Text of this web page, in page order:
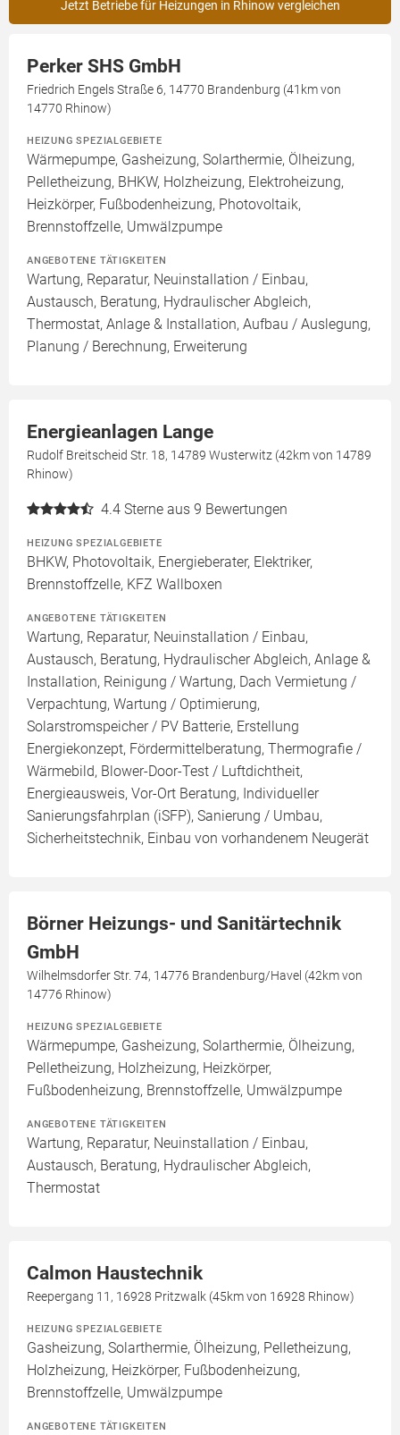
Jetzt Betriebe für Heizungen in Rhinow vergleichen
Perker SHS GmbH
Friedrich Engels Straße 6, 14770 Brandenburg (41km von
14770 Rhinow)
HEIZUNG SPEZIALGEBIETE
Wärmepumpe, Gasheizung, Solarthermie, Ölheizung,
Pelletheizung, BHKW, Holzheizung, Elektroheizung,
Heizkörper, Fußbodenheizung, Photovoltaik,
Brennstoffzelle, Umwälzpumpe
ANGEBOTENE TÄTIGKEITEN
Wartung, Reparatur, Neuinstallation / Einbau,
Austausch, Beratung, Hydraulischer Abgleich,
Thermostat, Anlage & Installation, Aufbau / Auslegung,
Planung / Berechnung, Erweiterung
Energieanlagen Lange
Rudolf Breitscheid Str. 18, 14789 Wusterwitz (42km von 14789
Rhinow)
4.4 Sterne aus 9 Bewertungen
HEIZUNG SPEZIALGEBIETE
BHKW, Photovoltaik, Energieberater, Elektriker,
Brennstoffzelle, KFZ Wallboxen
ANGEBOTENE TÄTIGKEITEN
Wartung, Reparatur, Neuinstallation / Einbau,
Austausch, Beratung, Hydraulischer Abgleich, Anlage &
Installation, Reinigung / Wartung, Dach Vermietung /
Verpachtung, Wartung / Optimierung,
Solarstromspeicher / PV Batterie, Erstellung
Energiekonzept, Fördermittelberatung, Thermografie /
Wärmebild, Blower-Door-Test / Luftdichtheit,
Energieausweis, Vor-Ort Beratung, Individueller
Sanierungsfahrplan (iSFP), Sanierung / Umbau,
Sicherheitstechnik, Einbau von vorhandenem Neugerät
Börner Heizungs- und Sanitärtechnik
GmbH
Wilhelmsdorfer Str. 74, 14776 Brandenburg/Havel (42km von
14776 Rhinow)
HEIZUNG SPEZIALGEBIETE
Wärmepumpe, Gasheizung, Solarthermie, Ölheizung,
Pelletheizung, Holzheizung, Heizkörper,
Fußbodenheizung, Brennstoffzelle, Umwälzpumpe
ANGEBOTENE TÄTIGKEITEN
Wartung, Reparatur, Neuinstallation / Einbau,
Austausch, Beratung, Hydraulischer Abgleich,
Thermostat
Calmon Haustechnik
Reepergang 11, 16928 Pritzwalk (45km von 16928 Rhinow)
HEIZUNG SPEZIALGEBIETE
Gasheizung, Solarthermie, Ölheizung, Pelletheizung,
Holzheizung, Heizkörper, Fußbodenheizung,
Brennstoffzelle, Umwälzpumpe
ANGEBOTENE TÄTIGKEITEN